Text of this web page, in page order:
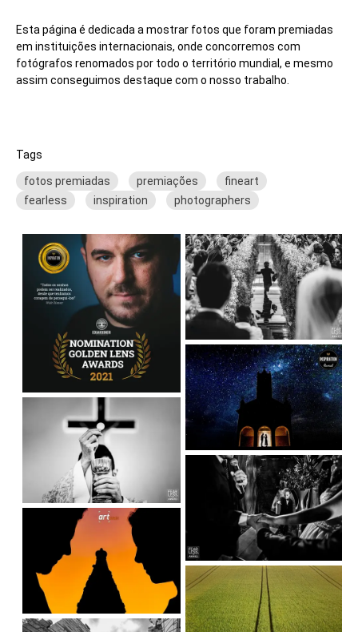
Esta página é dedicada a mostrar fotos que foram premiadas
em instituições internacionais, onde concorremos com
fotógrafos renomados por todo o território mundial, e mesmo
assim conseguimos destaque com o nosso trabalho.
Tags
fotos premiadas premiações
fineart
fearless
inspiration photographers